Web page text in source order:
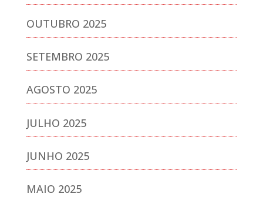
OUTUBRO 2025
SETEMBRO 2025
AGOSTO 2025
JULHO 2025
JUNHO 2025
MAIO 2025